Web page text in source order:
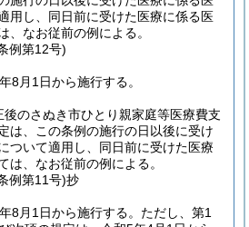
用し、同日前に受けた医療に係る医
、なお従前の例による。
例第12号)
8月1日から施行する。
後のさぬき市ひとり親家庭等医療費支
は、この条例の施行の日以後に受け
ついて適用し、同日前に受けた医療
は、なお従前の例による。
例第11号)抄
8月1日から施行する。 ただし、第1